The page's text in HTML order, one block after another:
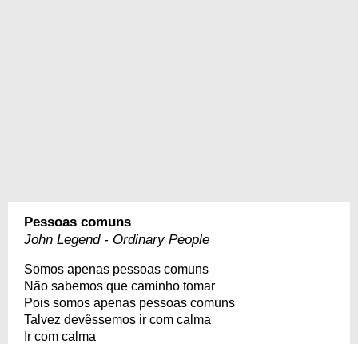
Pessoas comuns
John Legend - Ordinary People
Somos apenas pessoas comuns
Não sabemos que caminho tomar
Pois somos apenas pessoas comuns
Talvez devêssemos ir com calma
Ir com calma